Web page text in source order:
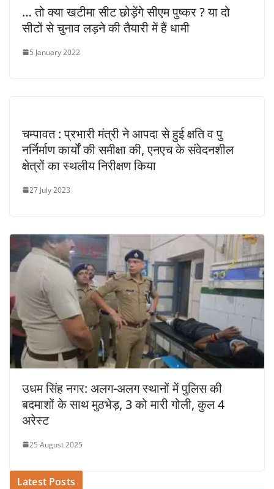
… तो क्या खटीमा सीट छोड़ेंगे सीएम पुष्कर ? या दो
सीटों से चुनाव लड़ने की तैयारी में हैं धामी
5 January 2022
चम्पावत : प्रभारी मंत्री ने आपदा से हुई क्षति व पु​
नर्निर्माण कार्यों की समीक्षा की, एनएच के संवेदनशील
क्षेत्रों का स्थलीय निरीक्षण किया
27 July 2023
उधम सिंह नगर: अलग-अलग स्थानों में पुलिस की
बदमाशों के साथ मुठभेड़, 3 को मारी गोली, कुल 4
अरेस्ट
25 August 2025
Latest Posts